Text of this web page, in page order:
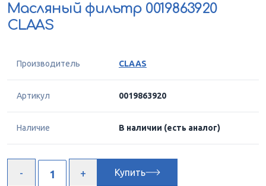
Масляный фильтр 0019863920
CLAAS
Производитель CLAAS
Артикул 0019863920
Наличие В наличии (есть аналог)
Купить